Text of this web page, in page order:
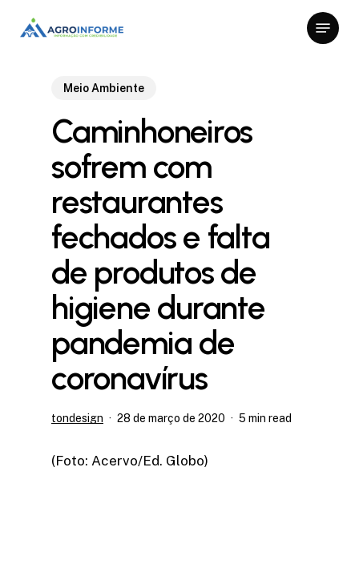
Menu
Meio Ambiente
Caminhoneiros
sofrem com
restaurantes
fechados e falta
de produtos de
higiene durante
pandemia de
coronavírus
tondesign 28 de março de 2020 5 min read
(Foto: Acervo/Ed. Globo)